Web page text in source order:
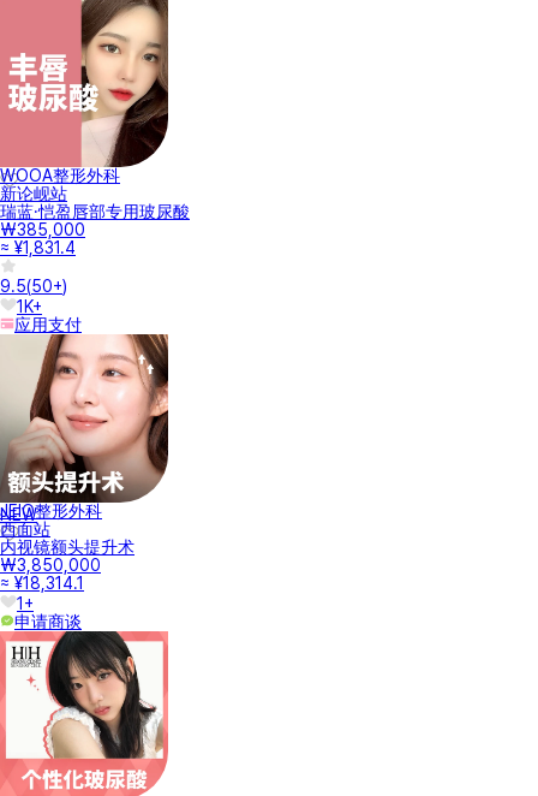
WOOA整形外科
新论岘站
瑞蓝·恺盈唇部专用玻尿酸
₩385,000
≈ ¥1,831.4
9.5(50+)
1K+
应用支付
NEW
JEIO整形外科
西面站
内视镜额头提升术
₩3,850,000
≈ ¥18,314.1
1+
申请商谈